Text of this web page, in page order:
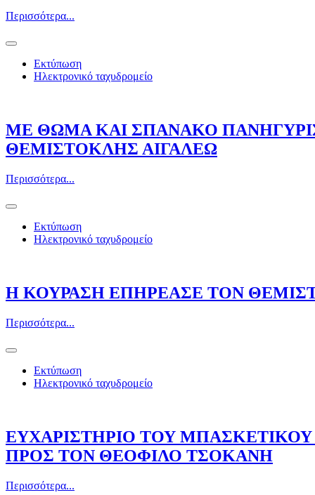
Περισσότερα...
Εκτύπωση
Ηλεκτρονικό ταχυδρομείο
ΜΕ ΘΩΜΑ ΚΑΙ ΣΠΑΝΑΚΟ
ΘΕΜΙΣΤΟΚΛΗΣ ΑΙΓΑΛΕΩ
Περισσότερα...
Εκτύπωση
Ηλεκτρονικό ταχυδρομείο
Η ΚΟΥΡΑΣΗ ΕΠΗΡΕΑΣΕ ΤΟΝ
Περισσότερα...
Εκτύπωση
Ηλεκτρονικό ταχυδρομείο
ΕΥΧΑΡΙΣΤΗΡΙΟ ΤΟΥ
ΠΡΟΣ ΤΟΝ ΘΕΟΦΙΛΟ ΤΣΟΚΑΝΗ
Περισσότερα...